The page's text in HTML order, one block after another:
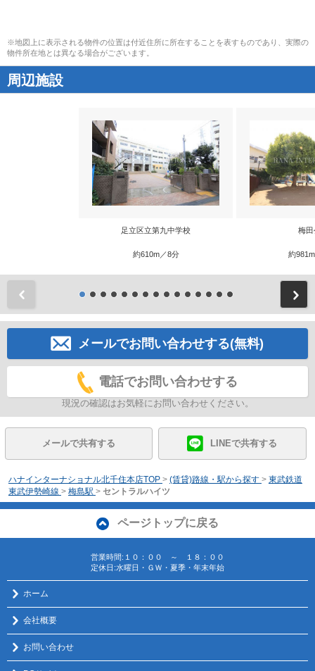
※地図上に表示される物件の位置は付近住所に所在することを表すものであり、実際の
物件所在地とは異なる場合がございます。
周辺施設
足立区立第九中学校
約610m／8分
梅田
約
メールでお問い合わせする(無料)
電話でお問い合わせする
現況の確認はお気軽にお問い合わせください。
メールで共有する LINEで共有する
ハナインターナショナル北千住本店TOP > (賃貸)路線・駅から探す > 東武鉄道
東武伊勢崎線 > 梅島駅 > セントラルハイツ
ページトップに戻る
営業時間:１０：００ ～ １８：００
定休日:水曜日・ＧＷ・夏季・年末年始
ホーム
会社概要
お問い合わせ